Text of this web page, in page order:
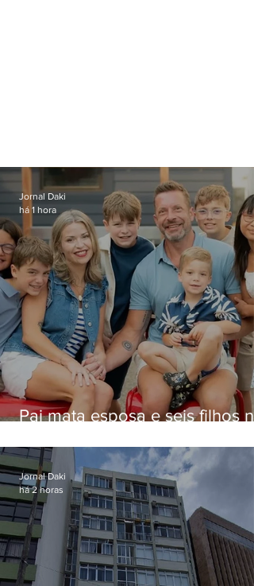
Pai mata esposa e seis filhos
Jornal Daki
há 1 hora
Jornal Daki
há 2 horas